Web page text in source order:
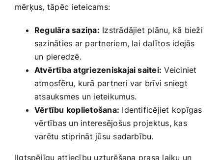
mērķus, tāpēc ⁤ieteicams:
Regulāra saziņa: Izstrādājiet plānu, kā bieži
sazināties ar​ partneriem, lai dalītos idejās
un pieredzē.
Atvērtība atgriezeniskajai saitei: Veiciniet
atmosfēru, kurā partneri var brīvi sniegt
atsauksmes un ieteikumus.
Vērtību koplietošana: Identificējiet kopīgas
⁤vērtības un interesējošus projektus, kas
varētu stiprināt​ jūsu sadarbību.
Ilgtspējīgu attiecību uzturēšana prasa​ laiku un